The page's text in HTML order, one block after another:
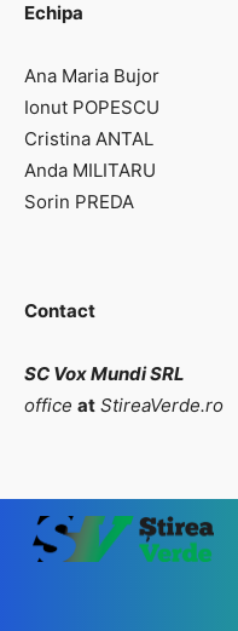
Echipa
Ana Maria Bujor
Ionut POPESCU
Cristina ANTAL
Anda MILITARU
Sorin PREDA
Contact
SC Vox Mundi SRL
office at StireaVerde.ro